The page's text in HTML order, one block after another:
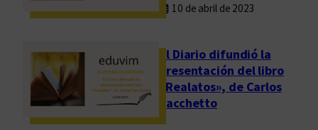
10 de abril de 2023
El Diario difundió la
presentación del libro
«Realatos», de Carlos
Sacchetto